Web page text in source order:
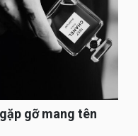
gỡ mang tên